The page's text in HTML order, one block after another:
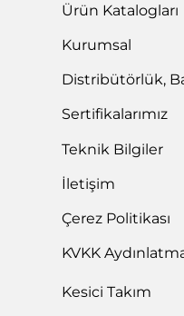
Ürün Katalogları
Kurumsal
Distribütörlük,
Sertifikalarımız
Teknik Bilgiler
İletişim
Çerez Politikası
KVKK
Kesici Takım